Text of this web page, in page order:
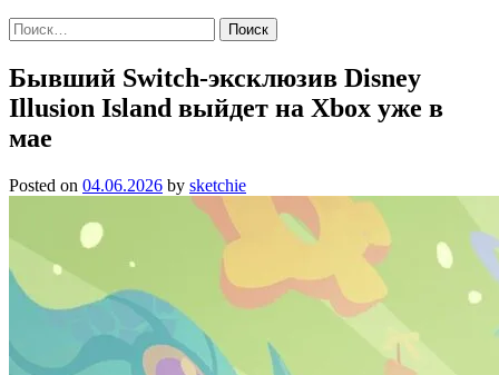
Найти:
Бывший Switch-эксклюзив Disney
Illusion Island выйдет на Xbox уже в
мае
Posted on 04.06.2026 by sketchie